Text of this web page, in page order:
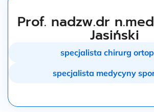
Prof. nadzw.dr
Jasiński
specjalista chirurg
specjalista medycyny